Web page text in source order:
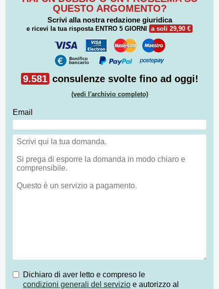
QUESTO ARGOMENTO?
Scrivi alla nostra redazione giuridica
e ricevi la tua risposta ENTRO 5 GIORNI a soli 29,90 €
9.581 consulenze svolte fino ad oggi!
(vedi l'archivio completo)
Email
Dichiaro di aver letto e compreso le
condizioni generali del servizio e autorizzo al